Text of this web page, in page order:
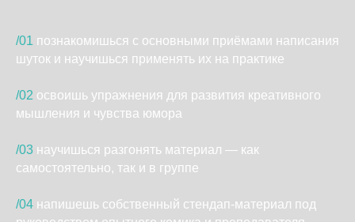
/01 познакомишься с основными приёмами написания
шуток и научишься применять их на практике
/02 ㅤосвоишь упражнения для развития креативного
мышления и чувства юмора
/03 ㅤнаучишься разгонять материал — как
самостоятельно, так и в группе
/04 ㅤнапишешь собственный стендап-материал под